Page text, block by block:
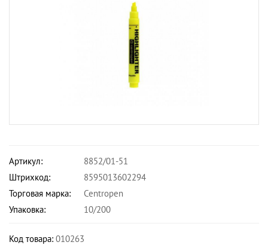
Артикул:
8852/01-51
Штрихкод:
8595013602294
Торговая марка:
Centropen
Упаковка:
10/200
Код товара: 010263